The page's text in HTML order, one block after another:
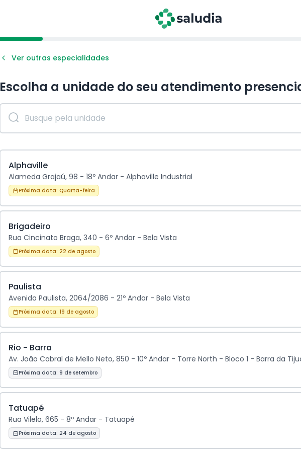
Ver outras especialidades
Escolha a unidade do seu atendimento
Alphaville
Alameda Grajaú, 98 - 18º Andar - Alphaville Industrial
Próxima data: Quarta-feira
Brigadeiro
Rua Cincinato Braga, 340 - 6º Andar - Bela Vista
Próxima data: 22 de agosto
Paulista
Avenida Paulista, 2064/2086 - 21º Andar - Bela Vista
Próxima data: 19 de agosto
Rio - Barra
Av. João Cabral de Mello Neto, 850 - 10º Andar - Torre North - Bloco 1 - Barra da
Próxima data: 9 de setembro
Tatuapé
Rua Vilela, 665 - 8º Andar - Tatuapé
Próxima data: 24 de agosto